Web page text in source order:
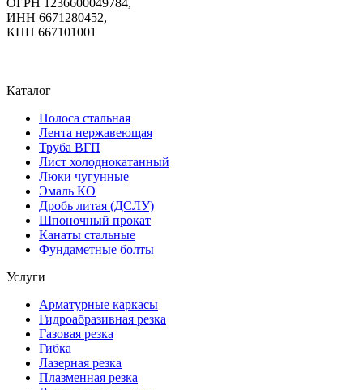
ИНН 6671280452,
КПП 667101001
Каталог
Полоса стальная
Лента нержавеющая
Труба ВГП
Лист холоднокатанный
Люки чугунные
Эмаль КО
Дробь литая (ДСЛУ)
Шпоночный прокат
Канаты стальные
Фундаметные болты
Услуги
Арматурные каркасы
Гидроабразивная резка
Газовая резка
Гибка
Лазерная резка
Плазменная резка